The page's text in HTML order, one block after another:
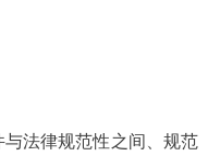
法律规范性之间、规范